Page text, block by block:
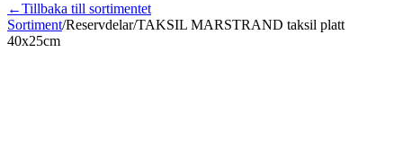
←Tillbaka till sortimentet
Sortiment/Reservdelar/TAKSIL MARSTRAND taksil platt
40x25cm